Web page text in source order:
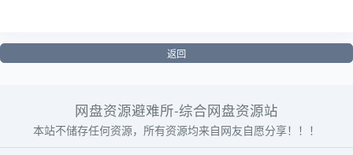
返回
网盘资源避难所-综合网盘资源站
本站不储存任何资源，所有资源均来自网友自愿分享！！！